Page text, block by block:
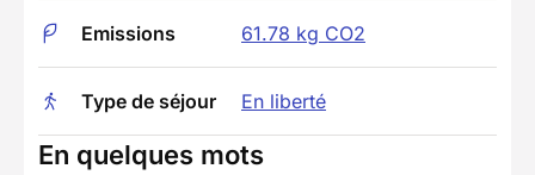
Emissions 61.78 kg CO2
Type de séjour En liberté
En quelques mots